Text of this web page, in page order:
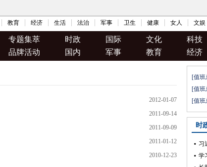
教育 经济 生活 法治 军事 卫生 健康 女人 文娱
专题集萃 时政 国际 文化 科技
品牌活动
国内 军事 教育 经济
2012-01-07
2011-09-14
2011-09-09
2011-01-12
2010-12-23